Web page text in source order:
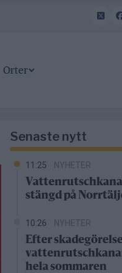
Orter
Senaste nytt
11:25 NYHETER
stängd på
10:26 NYHETER
Efter
hela sommaren